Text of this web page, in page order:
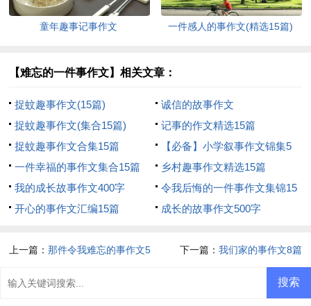
童年趣事记事作文 一件感人的事作文(精选15篇)
【难忘的一件事作文】相关文章：
捉蚊趣事作文(15篇)
诚信的故事作文
捉蚊趣事作文(集合15篇)
记事的作文精选15篇
捉蚊趣事作文合集15篇
【必备】小学叙事作文锦集5
篇
一件幸福的事作文集合15篇
乡村趣事作文精选15篇
我的成长故事作文400字
令我后悔的一件事作文集锦15
篇
开心的事作文汇编15篇 成长的故事作文500字
上一篇：那件令我难忘的事作文5
下一篇： 我们家的事作文8篇